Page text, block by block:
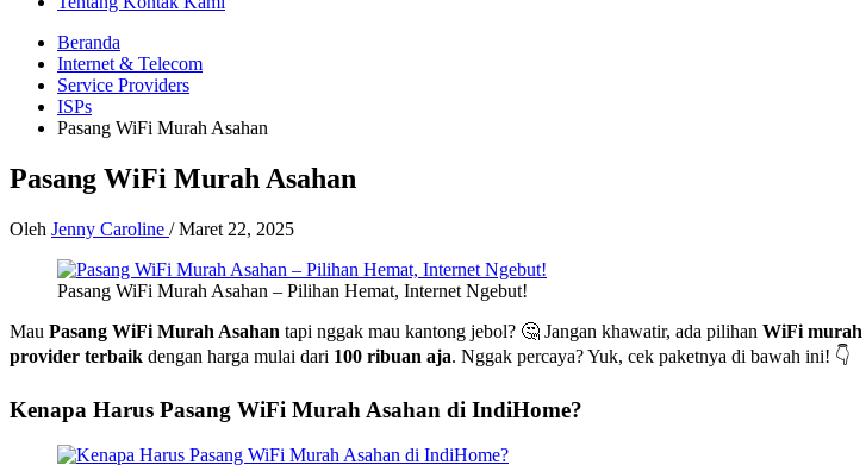
Beranda
Internet & Telecom
Service Providers
ISPs
Pasang WiFi Murah Asahan
Pasang WiFi Murah Asahan
Oleh Jenny Caroline /Maret 22, 2025
Pasang WiFi Murah Asahan – Pilihan Hemat, Internet Ngebut!
Mau Pasang WiFi Murah Asahan tapi nggak mau kantong jebol? 🤔 Jangan khawatir, ada pilihan WiFi murah
provider terbaik dengan harga mulai dari 100 ribuan aja. Nggak percaya? Yuk, cek paketnya di bawah ini! 👇
Kenapa Harus Pasang WiFi Murah Asahan di IndiHome?